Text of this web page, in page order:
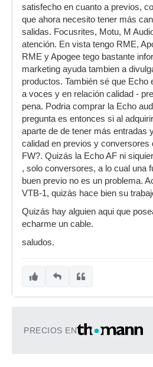
satisfecho en cuanto a previos,
que ahora necesito tener más
salidas. Focusrites, Motu, M
atención. En vista tengo RME,
RME y Apogee tego bastante
marketing ayuda tambien a
productos. También sé que
a voces y en relación calidad -
pena. Podria comprar la Echo
pregunta es entonces si al
aparte de de tener más entradas
calidad en previos y conversores
FW?. Quizás la Echo AF ni
, solo conversores, a lo cual una
buen previo no es un problema.
VTB-1, quizás hace bien su
Quizás hay alguien aqui que
echarme un cable.
saludos.
PRECIOS EN